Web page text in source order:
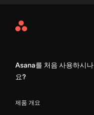
Asana
Asana를 처음 사용하시나
요?
제품 개요